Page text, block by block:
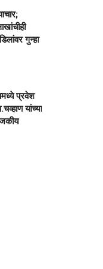
गुन्हा
प्रवेश
यांच्या